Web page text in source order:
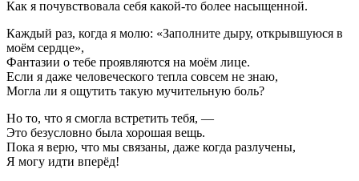
Как я почувствовала себя какой-то более насыщенной.
Каждый раз, когда я молю: «Заполните дыру, открывшуюся в
моём сердце»,
Фантазии о тебе проявляются на моём лице.
Если я даже человеческого тепла совсем не знаю,
Могла ли я ощутить такую мучительную боль?
Но то, что я смогла встретить тебя, —
Это безусловно была хорошая вещь.
Пока я верю, что мы связаны, даже когда разлучены,
Я могу идти вперёд!